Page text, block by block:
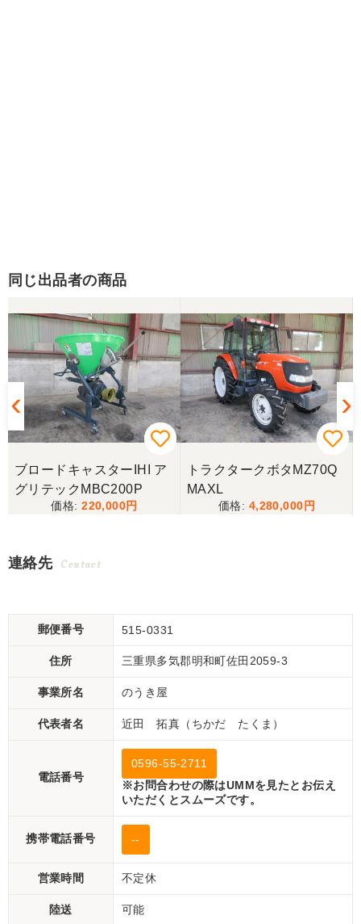
同じ出品者の商品
ブロードキャスターIHI ア
グリテックMBC200P
220,000
トラクタークボタMZ70Q
MAXL
4,280,000
連絡先 Contact
郵便番号 515-0331
住所 三重県多気郡明和町佐田2059-3
事業所名 のうき屋
代表者名 近田 拓真（ちかだ たくま）
電話番号
0596-55-2711
※お問合わせの際はUMMを見たとお伝え
いただくとスムーズです。
携帯電話番号 --
営業時間 不定休
陸送 可能